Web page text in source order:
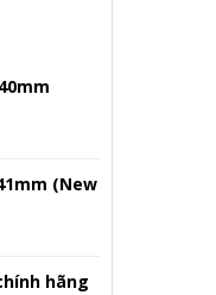
(New
hãng